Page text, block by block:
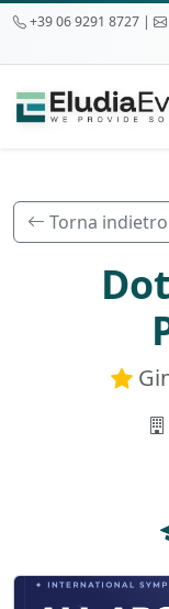
+39 06 9291 8727 |
Torna indietro